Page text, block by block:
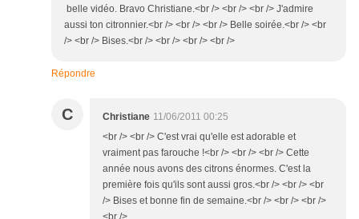
belle vidéo. Bravo Christiane.<br /> <br /> <br /> J'admire
aussi ton citronnier.<br /> <br /> <br /> Belle soirée.<br /> <br
/> <br /> Bises.<br /> <br /> <br /> <br />
Répondre
C Christiane 11/06/2011 00:25
<br /> <br /> C'est vrai qu'elle est adorable et
vraiment pas farouche !<br /> <br /> <br /> Cette
année nous avons des citrons énormes. C'est la
première fois qu'ils sont aussi gros.<br /> <br /> <br
/> Bises et bonne fin de semaine.<br /> <br /> <br />
<br />